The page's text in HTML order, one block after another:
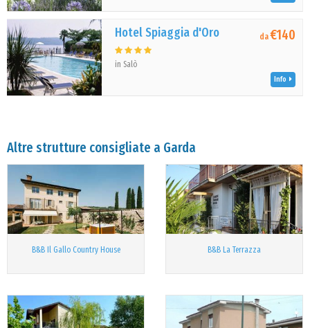
Hotel Spiaggia d'Oro
in Salò
da€140
Info
Altre strutture consigliate a Garda
B&B Il Gallo Country House B&B La Terrazza